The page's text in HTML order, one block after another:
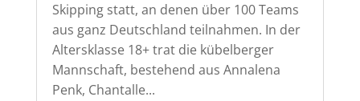
Skipping statt, an denen über 100 Teams
aus ganz Deutschland teilnahmen. In der
Altersklasse 18+ trat die kübelberger
Mannschaft, bestehend aus Annalena
Penk, Chantalle...